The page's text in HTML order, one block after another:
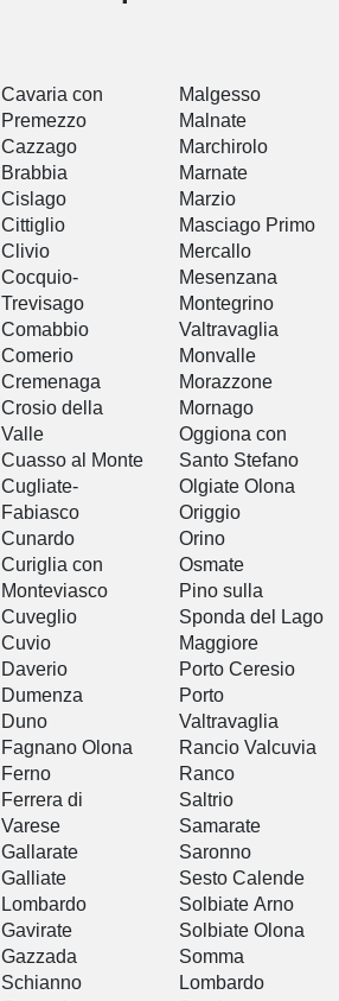
Cavaria con
Premezzo
Cazzago
Brabbia
Cislago
Cittiglio
Clivio
Cocquio-
Trevisago
Comabbio
Comerio
Cremenaga
Crosio della
Valle
Cuasso al Monte
Cugliate-
Fabiasco
Cunardo
Curiglia con
Monteviasco
Cuveglio
Cuvio
Daverio
Dumenza
Duno
Fagnano Olona
Ferno
Ferrera di
Varese
Gallarate
Galliate
Lombardo
Gavirate
Gazzada
Schianno
Malgesso
Malnate
Marchirolo
Marnate
Marzio
Masciago Primo
Mercallo
Mesenzana
Montegrino
Valtravaglia
Monvalle
Morazzone
Mornago
Oggiona con
Santo Stefano
Olgiate Olona
Origgio
Orino
Osmate
Pino sulla
Sponda del Lago
Maggiore
Porto Ceresio
Porto
Valtravaglia
Rancio Valcuvia
Ranco
Saltrio
Samarate
Saronno
Sesto Calende
Solbiate Arno
Solbiate Olona
Somma
Lombardo